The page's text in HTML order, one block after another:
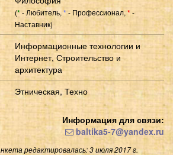
(*- Любитель,*- Профессионал, *-
Наставник)
Информационные технологии и
Интернет, Строительство и
архитектура
Этническая, Техно
Информация для связи:
baltika5-7@yandex.ru
редактировалась: 3 июля 2017 г.